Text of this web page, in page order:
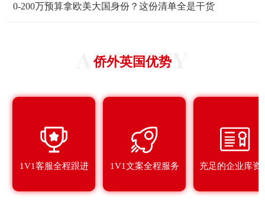
0-200万预算拿欧美大国身份？这份清单全是干货
侨外英国优势
1V1客服全程跟进 1V1文案全程服务 充足的企业库资